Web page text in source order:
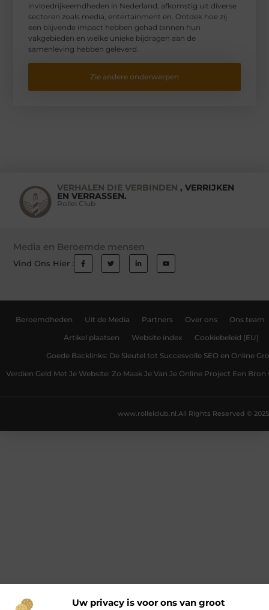
Uw privacy is voor ons van groot
invloedrijkeemdheden in Nederland, afkomstig uit diverse
sectoren zoals media, entertainment en. Ontdek hoe zij
een blijvende impact hebben gehad binnen hun
vakgebieden en welke unieke bijdragen aan de
samenleving hebben geleverd.
Zie andere onderwerpen
VERHALEN DIE VERBINDEN , VERRIJKEN
EN VERRASSEN.
Rollei Club
Media en Beroemde mensen
Vind Ons Hier :
Beroemdheden Uit de Media Partners Over ons Ons team
Artikel plaatsen Website index Cookiebeleid (EU)
Goede Backlinks: De Sleutel tot Succesvolle SEO en Online
Verdien Geld Met Je Website: Zo Maak Je Van Je Online Project Een
All Rights Reserved © 2025
www.rolleiclub.nl.